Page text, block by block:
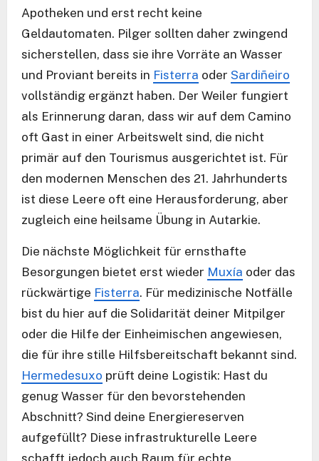
Apotheken und erst recht keine
Geldautomaten. Pilger sollten daher zwingend
sicherstellen, dass sie ihre Vorräte an Wasser
und Proviant bereits in Fisterra oder Sardiñeiro
vollständig ergänzt haben. Der Weiler fungiert
als Erinnerung daran, dass wir auf dem Camino
oft Gast in einer Arbeitswelt sind, die nicht
primär auf den Tourismus ausgerichtet ist. Für
den modernen Menschen des 21. Jahrhunderts
ist diese Leere oft eine Herausforderung, aber
zugleich eine heilsame Übung in Autarkie.
Die nächste Möglichkeit für ernsthafte
Besorgungen bietet erst wieder Muxía oder das
rückwärtige Fisterra. Für medizinische Notfälle
bist du hier auf die Solidarität deiner Mitpilger
oder die Hilfe der Einheimischen angewiesen,
die für ihre stille Hilfsbereitschaft bekannt sind.
Hermedesuxo prüft deine Logistik: Hast du
genug Wasser für den bevorstehenden
Abschnitt? Sind deine Energiereserven
aufgefüllt? Diese infrastrukturelle Leere
schafft jedoch auch Raum für echte